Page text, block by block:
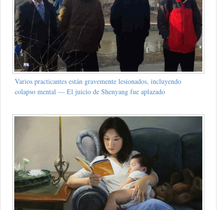
Varios practicantes están gravemente lesionados, incluyendo
colapso mental — El juicio de Shenyang fue aplazado